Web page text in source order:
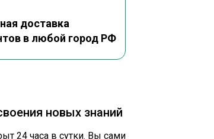
доставка
в любой город РФ
новых знаний
24 часа в сутки. Вы сами